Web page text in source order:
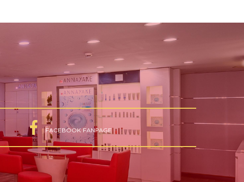
FACEBOOK FANPAGE